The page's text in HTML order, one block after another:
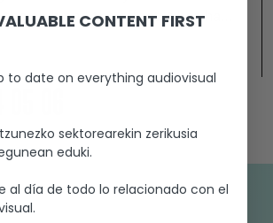
the club and the effect it has had
them overcome very traumatic
social and family rejection,
need our own Way Out.
CONTENT FIRST
to date on everything audiovisual
sektorearekin zerikusia
eduki.
al día de todo lo relacionado con el